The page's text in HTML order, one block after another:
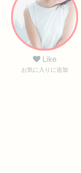
Like
お気に入りに追加